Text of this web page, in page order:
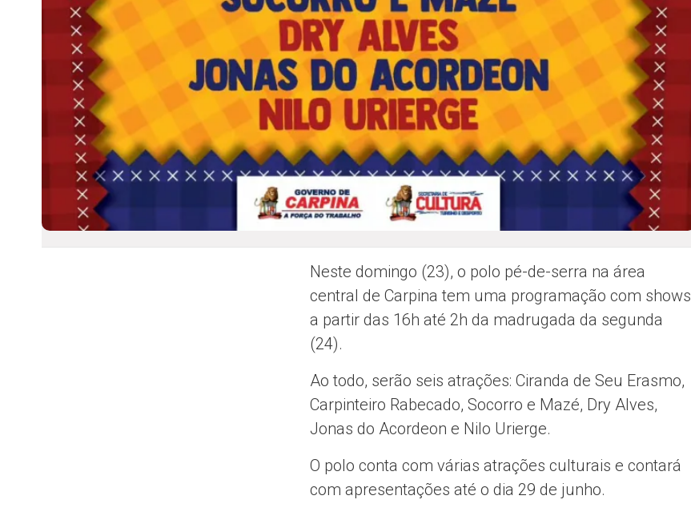
Neste domingo (23), o polo pé-de-serra na área
central de Carpina tem uma programação com shows
a partir das 16h até 2h da madrugada da segunda
(24).
Ao todo, serão seis atrações: Ciranda de Seu Erasmo,
Carpinteiro Rabecado, Socorro e Mazé, Dry Alves,
Jonas do Acordeon e Nilo Urierge.
O polo conta com várias atrações culturais e contará
com apresentações até o dia 29 de junho.